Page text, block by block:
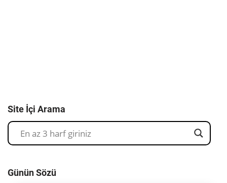
Site İçi Arama
Günün Sözü